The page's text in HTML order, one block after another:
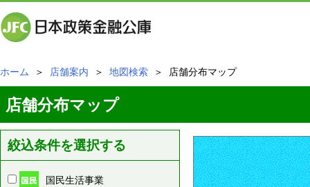
ホーム ＞ 店舗案内 ＞ 地図検索 ＞ 店舗分布マップ
店舗分布マップ
絞込条件を選択する
国民生活事業